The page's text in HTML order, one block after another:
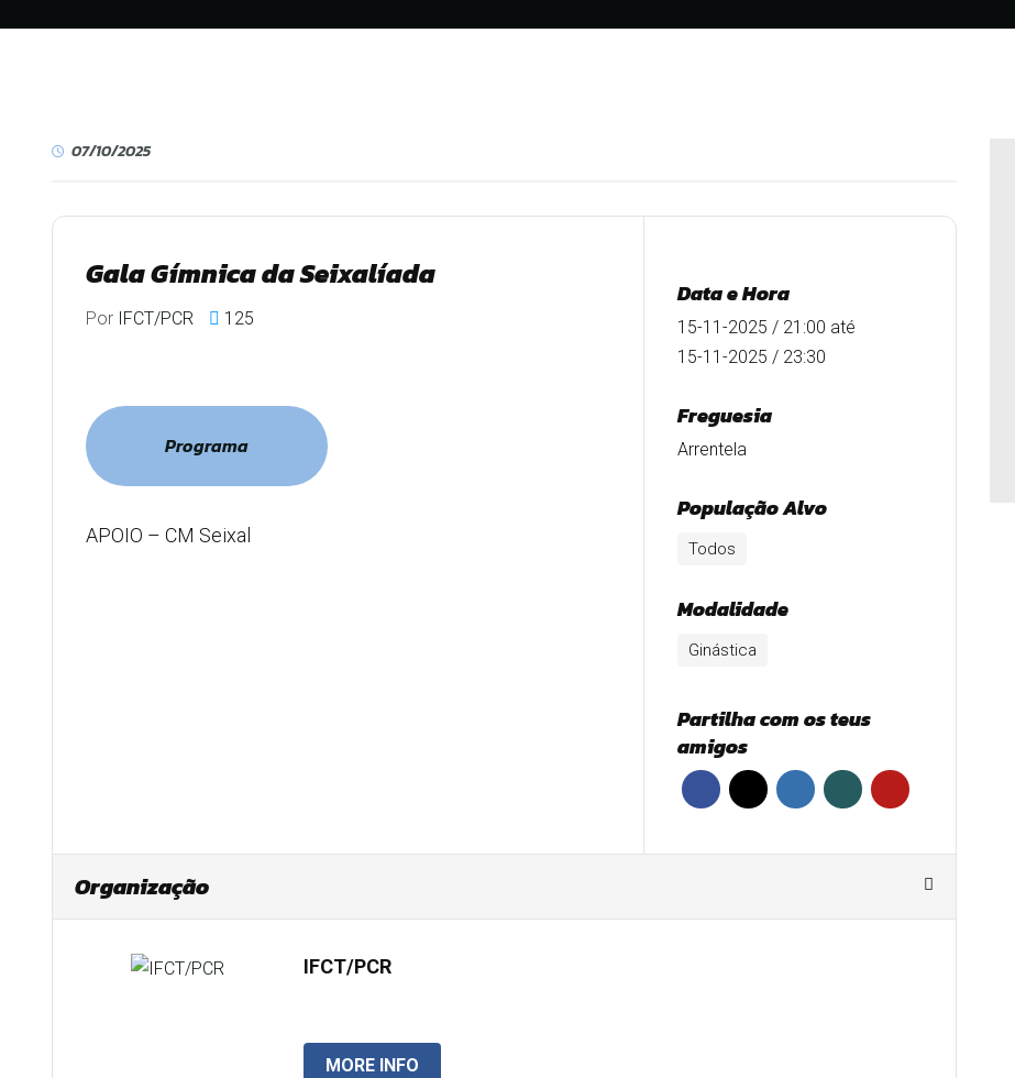
07/10/2025
Gala Gímnica da Seixalíada
Por IFCT/PCR 125
Programa
APOIO – CM Seixal
Data e Hora
15-11-2025 / 21:00 até
15-11-2025 / 23:30
Freguesia
Arrentela
População Alvo
Todos
Modalidade
Ginástica
Partilha com os teus
amigos
Organização
IFCT/PCR
MORE INFO